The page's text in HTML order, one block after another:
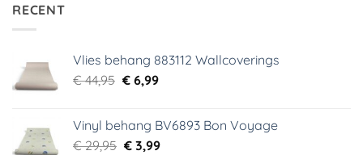
RECENT
Vlies behang 883112 Wallcoverings
€44,95 Oorspronkelijke
€ 44,95.
€6,99Huidige
€ 6,99.
Vinyl behang BV6893 Bon Voyage
€29,95 Oorspronkelijke
€3,99Huidige